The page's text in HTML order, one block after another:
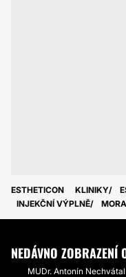
ESTHETICON KLINIKY
INJEKČNÍ VÝPLNĚ
NEDÁVNO ZOBRAZENÍ
MUDr. Antonín Nechvátal